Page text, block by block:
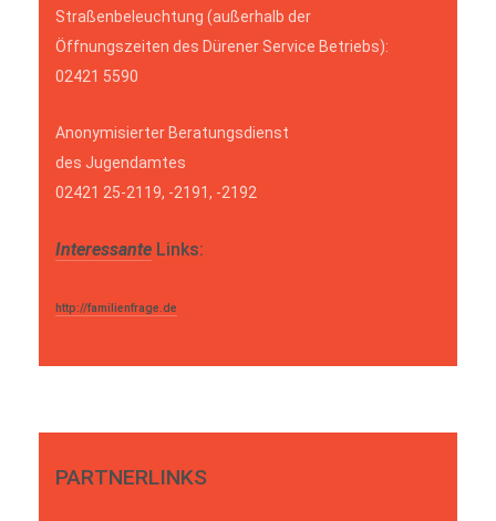
Straßenbeleuchtung (außerhalb der
Öffnungszeiten des Dürener Service Betriebs):
02421 5590
Anonymisierter Beratungsdienst
des Jugendamtes
02421 25-2119, -2191, -2192
Interessante Links:
http://familienfrage.de
PARTNERLINKS